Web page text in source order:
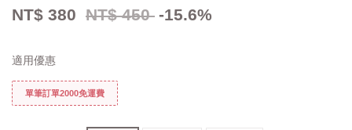
NT$ 380 NT$ 450 -15.6%
適用優惠
單筆訂單2000免運費